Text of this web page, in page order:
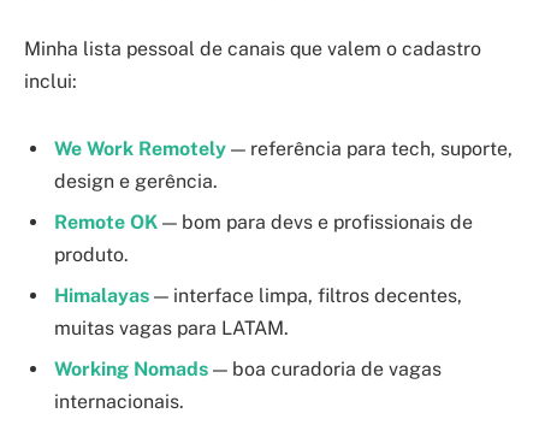
Minha lista pessoal de canais que valem o cadastro
inclui:
We Work Remotely — referência para tech, suporte,
design e gerência.
Remote OK — bom para devs e profissionais de
produto.
Himalayas — interface limpa, filtros decentes,
muitas vagas para LATAM.
Working Nomads — boa curadoria de vagas
internacionais.